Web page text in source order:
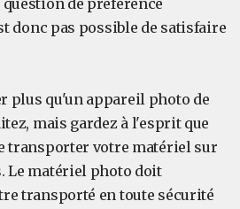
de préférence
donc pas possible de satisfaire
plus qu'un appareil photo de
mais gardez à l'esprit que
transporter votre matériel sur
Le matériel photo doit
transporté en toute sécurité